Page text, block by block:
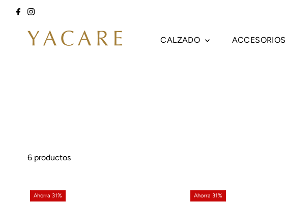
Ir directamente al contenido
CALZADO ACCESORIOS
6 productos
Ahorra 31% Ahorra 31%